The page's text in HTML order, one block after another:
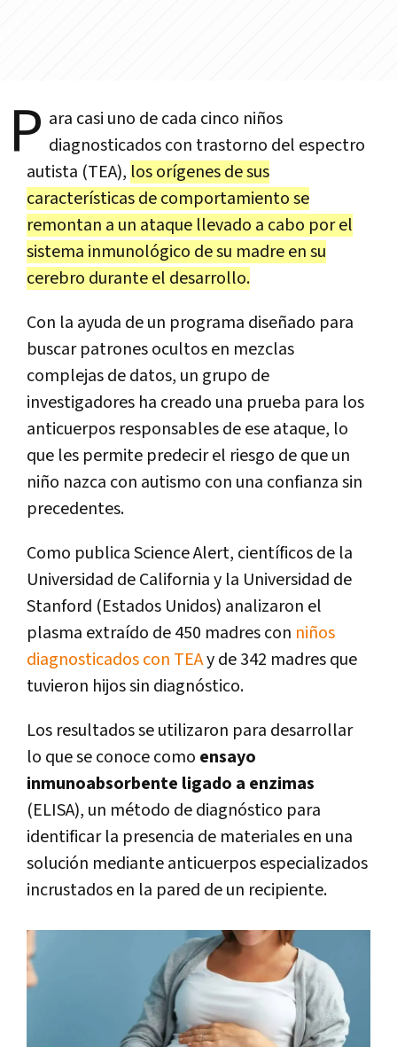
P ara casi uno de cada cinco niños
diagnosticados con trastorno del espectro
autista (TEA), los orígenes de sus
características de comportamiento se
remontan a un ataque llevado a cabo por el
sistema inmunológico de su madre en su
cerebro durante el desarrollo.
Con la ayuda de un programa diseñado para
buscar patrones ocultos en mezclas
complejas de datos, un grupo de
investigadores ha creado una prueba para los
anticuerpos responsables de ese ataque, lo
que les permite predecir el riesgo de que un
niño nazca con autismo con una confianza sin
precedentes.
Como publica Science Alert, científicos de la
Universidad de California y la Universidad de
Stanford (Estados Unidos) analizaron el
plasma extraído de 450 madres con niños
diagnosticados con TEAy de 342 madres que
tuvieron hijos sin diagnóstico.
Los resultados se utilizaron para desarrollar
lo que se conoce como ensayo
inmunoabsorbente ligado a enzimas
(ELISA), un método de diagnóstico para
identificar la presencia de materiales en una
solución mediante anticuerpos especializados
incrustados en la pared de un recipiente.